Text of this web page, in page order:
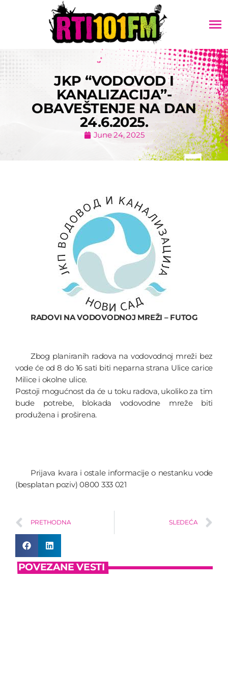
menu
JKP “VODOVOD I
KANALIZACIJA”-
OBAVEŠTENJE NA DAN
24.6.2025.
June 24, 2025
RADOVI NA VODOVODNOJ MREŽI – FUTOG
Zbog planiranih radova na vodovodnoj mreži bez
vode će od 8 do 16 sati biti neparna strana Ulice carice
Milice i okolne ulice.
Postoji mogućnost da će u toku radova, ukoliko za tim
bude potrebe, blokada vodovodne mreže biti
produžena i proširena.
Prijava kvara i ostale informacije o nestanku vode
(besplatan poziv) 0800 333 021
PRETHODNA SLEDEĆA
POVEZANE VESTI